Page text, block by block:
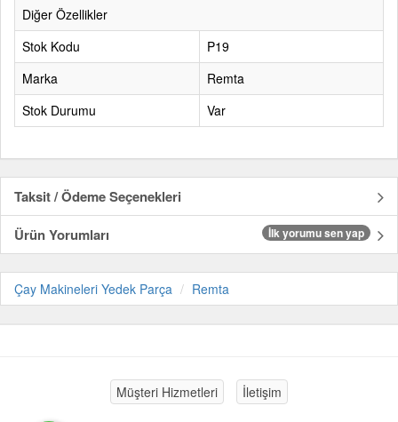
Diğer Özellikler
Stok Kodu
P19
Marka
Remta
Stok Durumu
Var
Taksit / Ödeme Seçenekleri
Ürün Yorumları
İlk yorumu sen yap
Çay Makineleri Yedek Parça Remta
Müşteri Hizmetleri İletişim